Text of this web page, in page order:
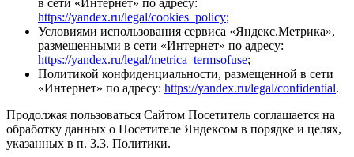
в сети «Интернет» по адресу:
https://yandex.ru/legal/cookies_policy;
Условиями использования сервиса «Яндекс.Метрика»,
размещенными в сети «Интернет» по адресу:
https://yandex.ru/legal/metrica_termsofuse;
Политикой конфиденциальности, размещенной в сети
«Интернет» по адресу: https://yandex.ru/legal/confidential.
Продолжая пользоваться Сайтом Посетитель соглашается на
обработку данных о Посетителе Яндексом в порядке и целях,
указанных в п. 3.3. Политики.